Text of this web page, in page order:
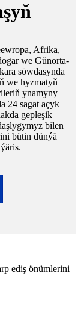
Afrika,
we Günorta-
söwdasynda
we hyzmatyň
ynamyny
24 sagat açyk
gepleşik
bilen
bütin dünýä
ediş önümlerini